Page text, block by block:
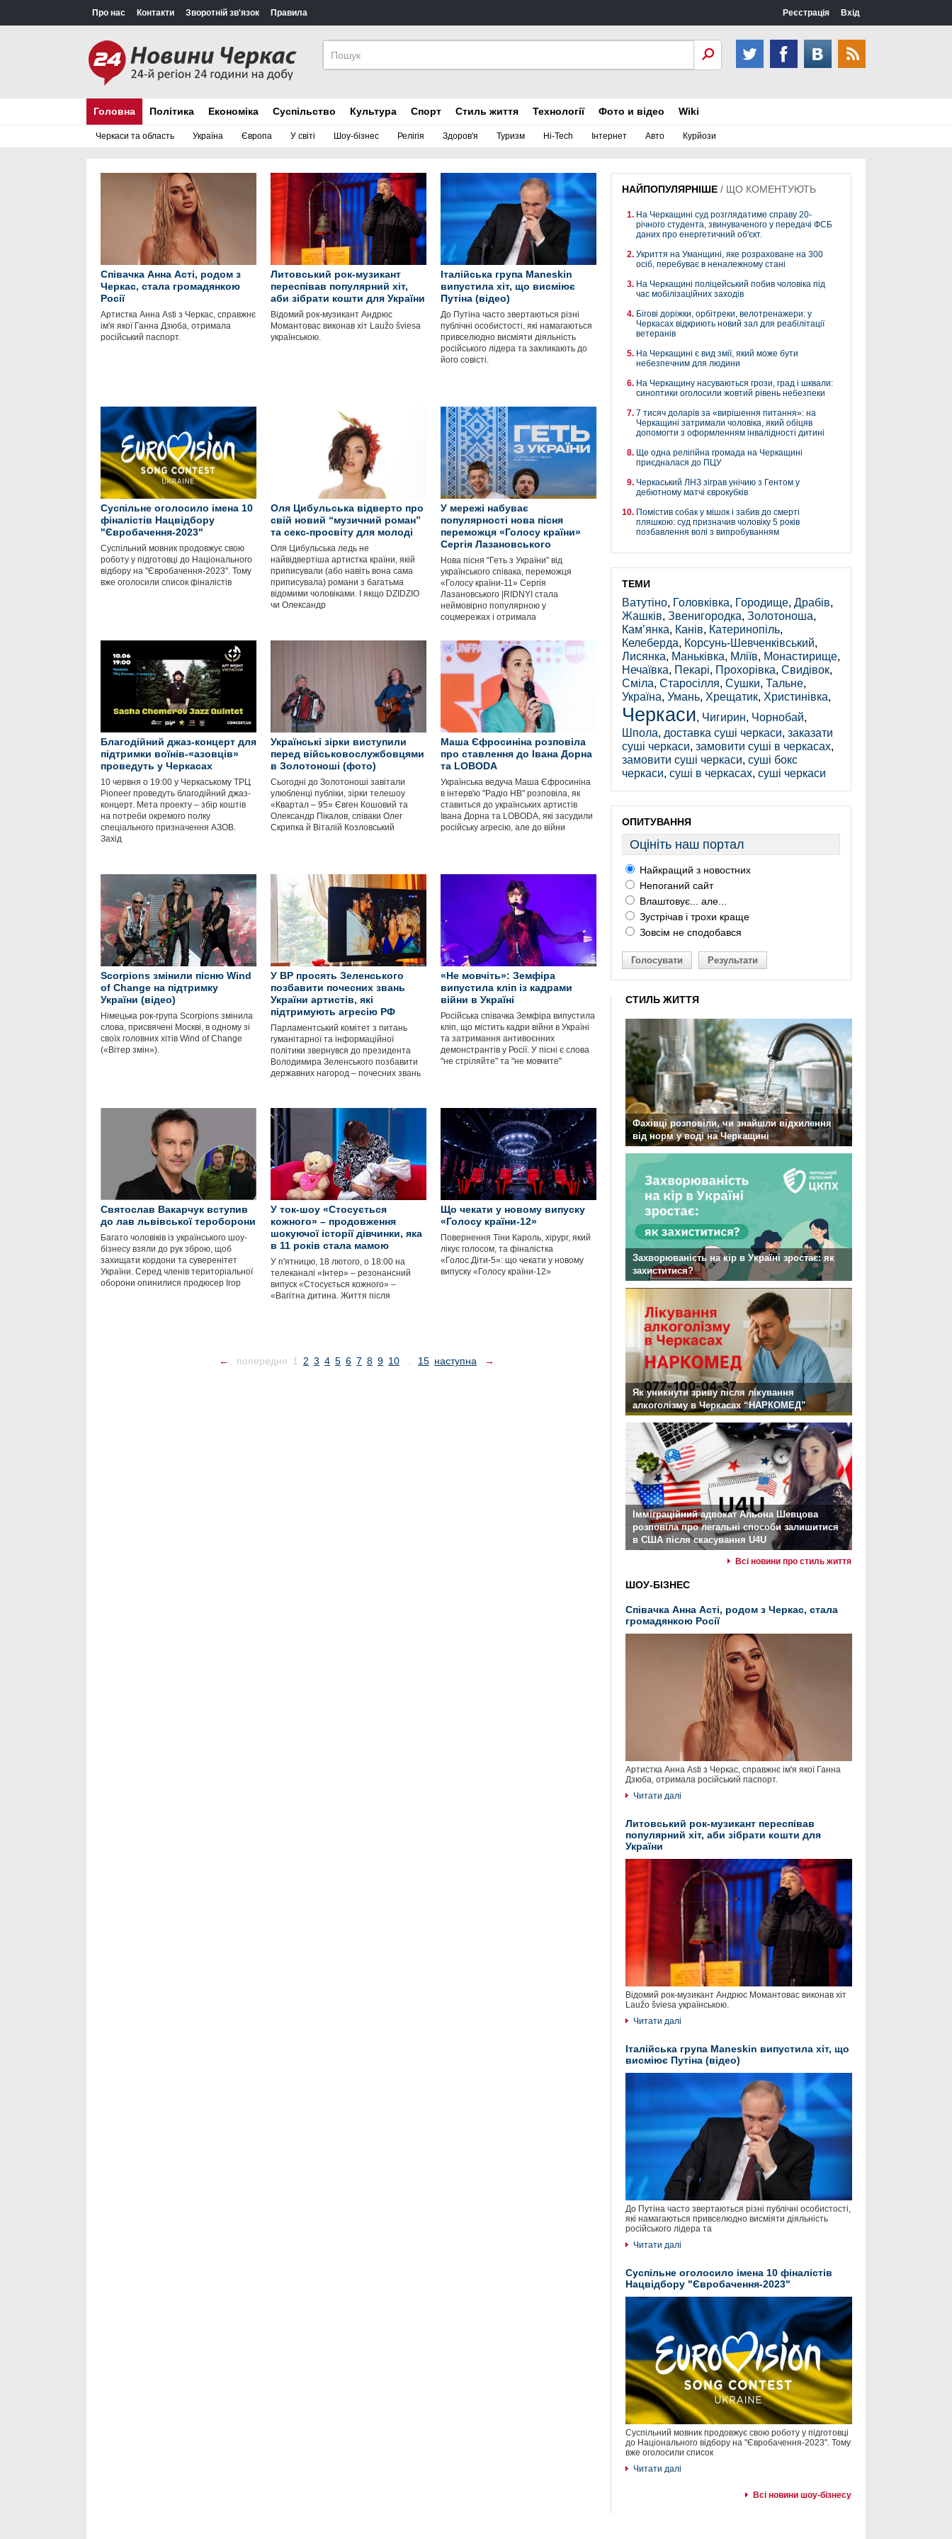
Про нас Контакти Зворотній зв'язок Правила Реєстрація Вхід
Головна
Черкаси та область Україна Європа У світі Шоу-бізнес Релігія Здоров'я Туризм Hi-Tech Інтернет Авто Курйози
Політика Економіка Суспільство Культура Спорт Стиль життя Технології Фото и відео Wiki
Співачка Анна Асті, родом з
Черкас, стала громадянкою
Росії
Артистка Анна Asti з Черкас, справжнє
ім'я якої Ганна Дзюба, отримала
російський паспорт.
Литовський рок-музикант
переспівав популярний хіт,
аби зібрати кошти для України
Відомий рок-музикант Андрюс
Момантовас виконав хіт Laužo šviesa
українською.
Італійська група Maneskin
випустила хіт, що висміює
Путіна (відео)
До Путіна часто звертаються різні
публічні особистості, які намагаються
привселюдно висміяти діяльність
російського лідера та закликають до
його совісті.
Суспільне оголосило імена 10
фіналістів Нацвідбору
"Євробачення-2023"
Суспільний мовник продовжує свою
роботу у підготовці до Національного
відбору на "Євробачення-2023". Тому
вже оголосили список фіналістів
Оля Цибульська відверто про
свій новий “музичний роман”
та секс-просвіту для молоді
Оля Цибульська ледь не
найвідвертіша артистка країни, якій
приписували (або навіть вона сама
приписувала) романи з багатьма
відомими чоловіками. І якщо DZIDZIO
чи Олександр
У мережі набуває
популярності нова пісня
переможця «Голосу країни»
Сергія Лазановського
Нова пісня "Геть з України" від
українського співака, переможця
«Голосу країни-11» Сергія
Лазановського |RIDNYI стала
неймовірно популярною у
соцмережах і отримала
Благодійний джаз-концерт для
підтримки воїнів-«азовців»
проведуть у Черкасах
10 червня о 19:00 у Черкаському ТРЦ
Pioneer проведуть благодійний джаз-
концерт. Мета проекту – збір коштів
на потреби окремого полку
спеціального призначення АЗОВ.
Захід
Українські зірки виступили
перед військовослужбовцями
в Золотоноші (фото)
Сьогодні до Золотоноші завітали
улюбленці публіки, зірки телешоу
«Квартал – 95» Євген Кошовий та
Олександр Пікалов, співаки Олег
Скрипка й Віталій Козловський
Маша Єфросиніна розповіла
про ставлення до Івана Дорна
та LOBODA
Українська ведуча Маша Єфросиніна
в інтерв'ю "Радіо НВ" розповіла, як
ставиться до українських артистів
Івана Дорна та LOBODA, які засудили
російську агресію, але до війни
Scorpions змінили пісню Wind
of Change на підтримку
України (відео)
Німецька рок-група Scorpions змінила
слова, присвячені Москві, в одному зі
своїх головних хітів Wind of Change
(«Вітер змін»).
У ВР просять Зеленського
позбавити почесних звань
України артистів, які
підтримують агресію РФ
Парламентський комітет з питань
гуманітарної та інформаційної
політики звернувся до президента
Володимира Зеленського позбавити
державних нагород – почесних звань
«Не мовчіть»: Земфіра
випустила кліп із кадрами
війни в Україні
Російська співачка Земфіра випустила
кліп, що містить кадри війни в Україні
та затримання антивоєнних
демонстрантів у Росії. У пісні є слова
"не стріляйте" та "не мовчите"
Святослав Вакарчук вступив
до лав львівської тероборони
Багато чоловіків із українського шоу-
бізнесу взяли до рук зброю, щоб
захищати кордони та суверенітет
України. Серед членів територіальної
оборони опинилися продюсер Ігор
У ток-шоу «Стосується
кожного» – продовження
шокуючої історії дівчинки, яка
в 11 років стала мамою
У п'ятницю, 18 лютого, о 18:00 на
телеканалі «Інтер» – резонансний
випуск «Стосується кожного» –
«Вагітна дитина. Життя після
Що чекати у новому випуску
«Голосу країни-12»
Повернення Тіни Кароль, хірург, який
лікує голосом, та фіналістка
«Голос.Діти-5»: що чекати у новому
випуску «Голосу країни-12»
← попередня 1 2 3 4 5 6 7 8 9 10 15 наступна →
НАЙПОПУЛЯРНІШЕ / ЩО КОМЕНТУЮТЬ
На Черкащині суд розглядатиме справу 20-
річного студента, звинуваченого у передачі ФСБ
даних про енергетичний об'єкт.
Укриття на Уманщині, яке розраховане на 300
осіб, перебуває в неналежному стані
На Черкащині поліцейський побив чоловіка під
час мобілізаційних заходів
Бігові доріжки, орбітреки, велотренажери: у
Черкасах відкриють новий зал для реабілітації
ветеранів
На Черкащині є вид змії, який може бути
небезпечним для людини
На Черкащину насуваються грози, град і шквали:
синоптики оголосили жовтий рівень небезпеки
7 тисяч доларів за «вирішення питання»: на
Черкащині затримали чоловіка, який обіцяв
допомогти з оформленням інвалідності дитині
Ще одна релігійна громада на Черкащині
приєдналася до ПЦУ
Черкаський ЛНЗ зіграв унічию з Гентом у
дебютному матчі єврокубків
Помістив собак у мішок і забив до смерті
пляшкою: суд призначив чоловіку 5 років
позбавлення волі з випробуванням
ТЕМИ
Ватутіно, Головківка, Городище, Драбів,
Жашків, Звенигородка, Золотоноша,
Кам’янка, Канів, Катеринопіль,
Келеберда, Корсунь-Шевченківський,
Лисянка, Маньківка, Мліїв, Монастирище,
Нечаївка, Пекарі, Прохорівка, Свидівок,
Сміла, Старосілля, Сушки, Тальне,
Україна, Умань, Хрещатик, Христинівка,
Черкаси, Чигирин, Чорнобай,
Шпола, доставка суші черкаси, заказати
суші черкаси, замовити суші в черкасах,
замовити суші черкаси, суші бокс
черкаси, суші в черкасах, суші черкаси
ОПИТУВАННЯ
Оцініть наш портал
Найкращий з новостних
Непоганий сайт
Влаштовує... але...
Зустрічав і трохи краще
Зовсім не сподобався
Голосувати Результати
СТИЛЬ ЖИТТЯ
Фахівці розповіли, чи знайшли відхилення
від норм у воді на Черкащині
Захворюваність на кір в Україні зростає: як
захиститися?
Як уникнути зриву після лікування
алкоголізму в Черкасах “НАРКОМЕД”
Імміграційний адвокат Альона Шевцова
розповіла про легальні способи залишитися
в США після скасування U4U
Всі новини про стиль життя
ШОУ-БІЗНЕС
Співачка Анна Асті, родом з Черкас, стала
громадянкою Росії
Артистка Анна Asti з Черкас, справжнє ім'я якої Ганна
Дзюба, отримала російський паспорт.
Читати далі
Литовський рок-музикант переспівав
популярний хіт, аби зібрати кошти для
України
Відомий рок-музикант Андрюс Момантовас виконав хіт
Laužo šviesa українською.
Читати далі
Італійська група Maneskin випустила хіт, що
висміює Путіна (відео)
До Путіна часто звертаються різні публічні особистості,
які намагаються привселюдно висміяти діяльність
російського лідера та
Читати далі
Суспільне оголосило імена 10 фіналістів
Нацвідбору "Євробачення-2023"
Суспільний мовник продовжує свою роботу у підготовці
до Національного відбору на "Євробачення-2023". Тому
вже оголосили список
Читати далі
Всі новини шоу-бізнесу